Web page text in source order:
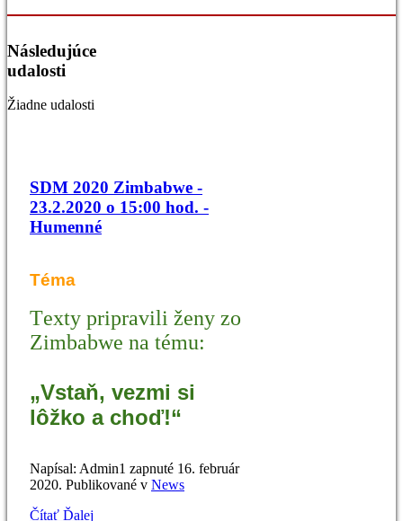
Následujúce
udalosti
Žiadne udalosti
SDM 2020 Zimbabwe -
23.2.2020 o 15:00 hod. -
Humenné
Téma
Texty pripravili ženy zo
Zimbabwe na tému:
„Vstaň, vezmi si
lôžko a choď!“
Napísal: Admin1 zapnuté 16. február
2020. Publikované v News
Čítať Ďalej